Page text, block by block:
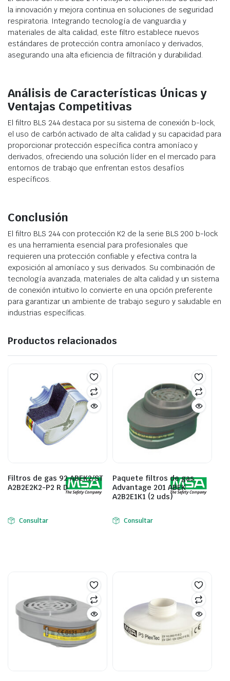
la innovación y mejora continua en soluciones de seguridad
respiratoria. Integrando tecnología de vanguardia y
materiales de alta calidad, este filtro establece nuevos
estándares de protección contra amoníaco y derivados,
asegurando una alta eficiencia de filtración y durabilidad.
Análisis de Características Únicas y
Ventajas Competitivas
El filtro BLS 244 destaca por su sistema de conexión b-lock,
el uso de carbón activado de alta calidad y su capacidad para
proporcionar protección específica contra amoníaco y
derivados, ofreciendo una solución líder en el mercado para
entornos de trabajo que enfrentan estos desafíos
específicos.
Conclusión
El filtro BLS 244 con protección K2 de la serie BLS 200 b-lock
es una herramienta esencial para profesionales que
requieren una protección confiable y efectiva contra la
exposición al amoníaco y sus derivados. Su combinación de
tecnología avanzada, materiales de alta calidad y un sistema
de conexión intuitivo lo convierte en una opción preferente
para garantizar un ambiente de trabajo seguro y saludable en
industrias específicas.
Productos relacionados
Filtros de gas 92 ABEK2/ST
A2B2E2K2-P2 R D
Consultar
Paquete filtros de gas
Advantage 201 ABEK
A2B2E1K1 (2 uds)
Consultar